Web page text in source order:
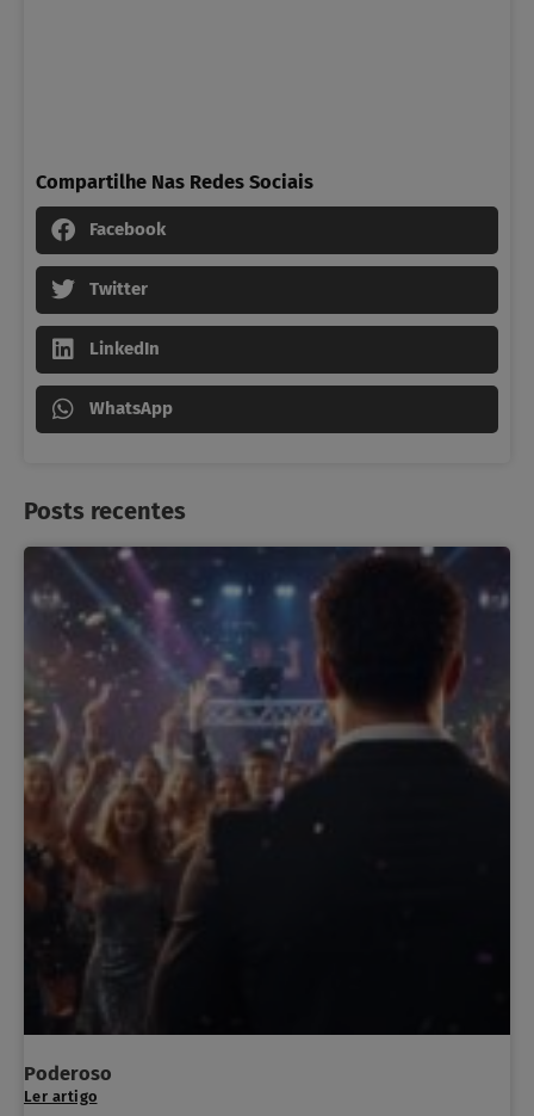
Compartilhe Nas Redes Sociais
Facebook
Twitter
LinkedIn
WhatsApp
Posts recentes
Poderoso
Ler artigo